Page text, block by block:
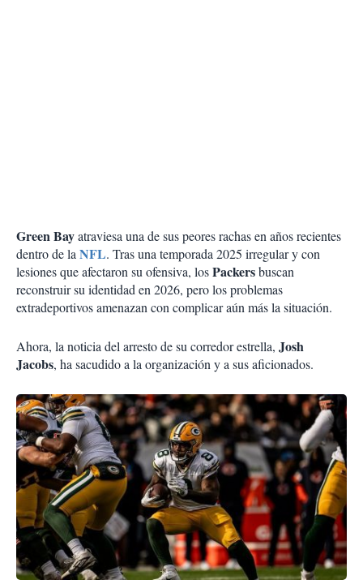
Green Bayatraviesa una de sus peores rachas en años recientes
dentro de laNFL. Tras una temporada 2025 irregular y con
lesiones que afectaron su ofensiva, losPackersbuscan
reconstruir su identidad en 2026, pero los problemas
extradeportivos amenazan con complicar aún más la situación.
Ahora, la noticia del arresto de su corredor estrella, Josh
Jacobs, ha sacudido a la organización y a sus aficionados.